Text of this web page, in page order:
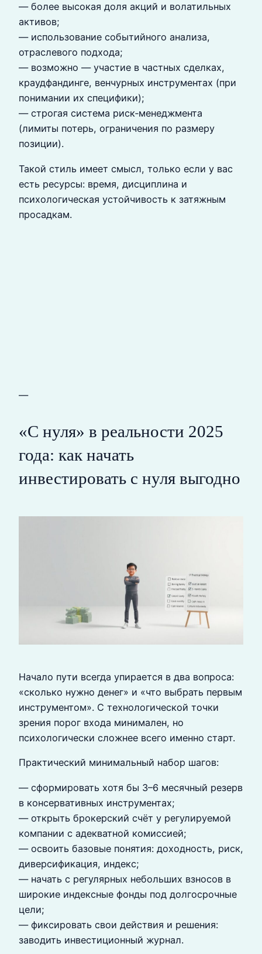
— более высокая доля акций и волатильных
активов;
— использование событийного анализа,
отраслевого подхода;
— возможно — участие в частных сделках,
краудфандинге, венчурных инструментах (при
понимании их специфики);
— строгая система риск‑менеджмента
(лимиты потерь, ограничения по размеру
позиции).
Такой стиль имеет смысл, только если у вас
есть ресурсы: время, дисциплина и
психологическая устойчивость к затяжным
просадкам.
—
«С нуля» в реальности 2025
года: как начать
инвестировать с нуля выгодно
Начало пути всегда упирается в два вопроса:
«сколько нужно денег» и «что выбрать первым
инструментом». С технологической точки
зрения порог входа минимален, но
психологически сложнее всего именно старт.
Практический минимальный набор шагов:
— сформировать хотя бы 3–6 месячный резерв
в консервативных инструментах;
— открыть брокерский счёт у регулируемой
компании с адекватной комиссией;
— освоить базовые понятия: доходность, риск,
диверсификация, индекс;
— начать с регулярных небольших взносов в
широкие индексные фонды под долгосрочные
цели;
— фиксировать свои действия и решения:
заводить инвестиционный журнал.